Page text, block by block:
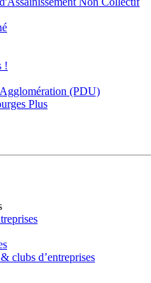
!
(PDU)
Plus
clubs d’entreprises